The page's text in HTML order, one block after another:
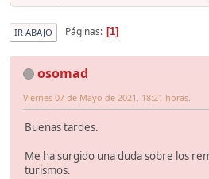
IR ABAJO Páginas 1
osomad
Viernes 07 de Mayo de 2021. 18:21 horas.
Buenas tardes.
Me ha surgido una duda sobre los
turismos.